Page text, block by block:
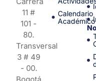
11 #
101 -
80.
Transversal
3 # 49
- 00.
Calendario
Académico